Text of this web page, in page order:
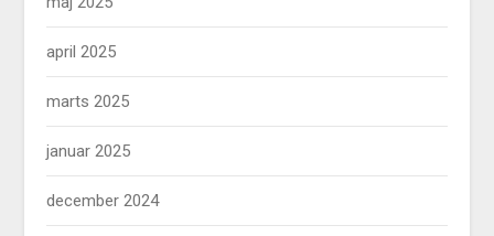
april 2025
marts 2025
januar 2025
december 2024